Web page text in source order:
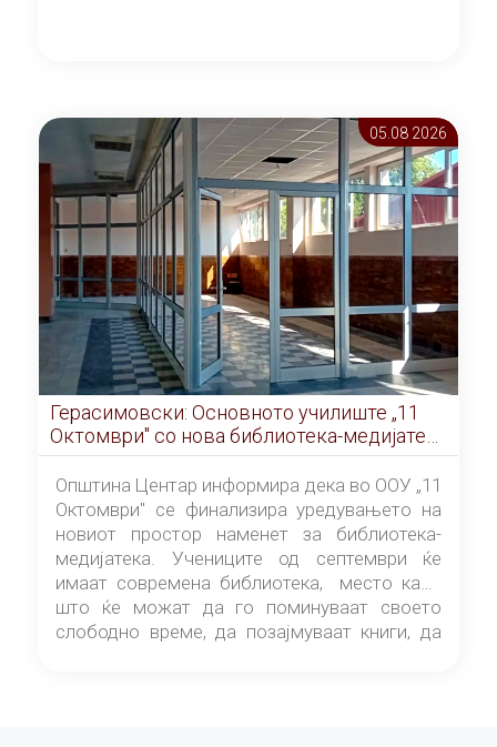
05.08 2026
Герасимовски: Основното училиште „11
Октомври" со нова библиотека-медијатека
од септември
Општина Центар информира дека во ООУ „11
Октомври" се финализира уредувањето на
новиот простор наменет за библиотека-
медијатека. Учениците од септември ќе
имаат современа библиотека, место каде
што ќе можат да го поминуваат своето
слободно време, да позајмуваат книги, да